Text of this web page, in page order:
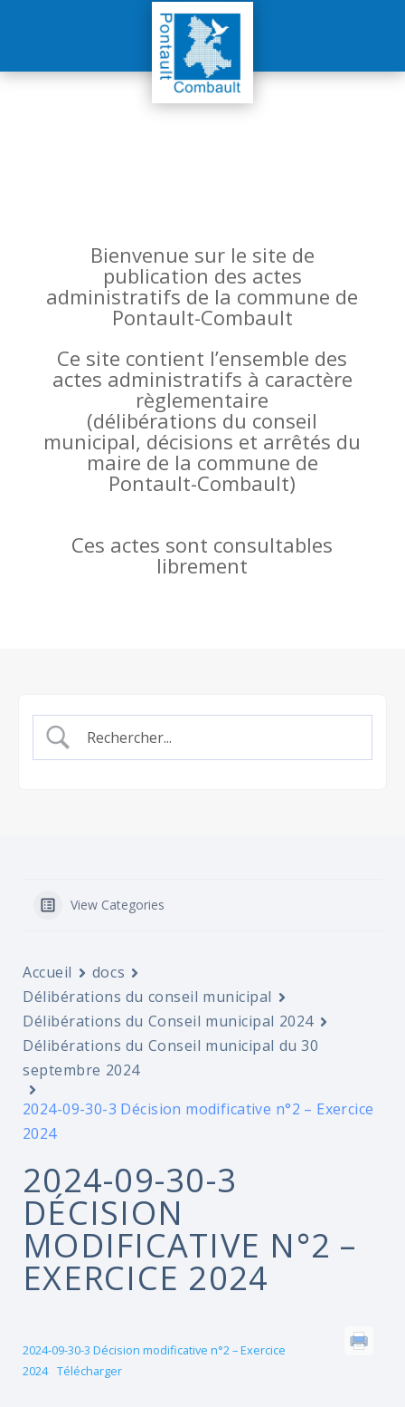
Bienvenue sur le site de
publication des actes
administratifs de la commune de
Pontault-Combault
Ce site contient l’ensemble des
actes administratifs à caractère
règlementaire
(délibérations du conseil
municipal, décisions et arrêtés du
maire de la commune de
Pontault-Combault)
Ces actes sont consultables
librement
View Categories
Accueil
docs
Délibérations du conseil municipal
Délibérations du Conseil municipal 2024
Délibérations du Conseil municipal du 30
septembre 2024
2024-09-30-3 Décision modificative n°2 – Exercice
2024
2024-09-30-3
DÉCISION
MODIFICATIVE N°2 –
EXERCICE 2024
2024-09-30-3 Décision modificative n°2 – Exercice
2024 Télécharger